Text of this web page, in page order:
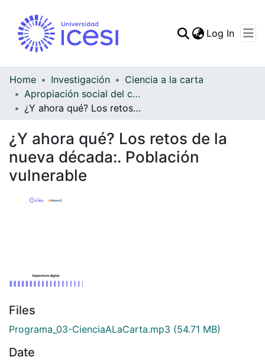
All of DSpace
Log In
Home Investigación
Ciencia a la carta
Apropiación social del conocimiento - Ciencia a la carta
¿Y ahora qué? Los retos de la nueva década:. Población vulnerable
¿Y ahora qué? Los retos de la
nueva década:. Población
vulnerable
Files
Programa_03-CienciaALaCarta.mp3 (54.71 MB)
Date